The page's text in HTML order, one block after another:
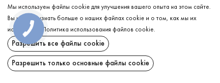
Promin
Рабочие часы
Пн. – Пт.: с 9:00 до 18:00
Мы используем файлы cookie для улучшения вашего опыта на этом сайте.
Вы можете узнать больше о наших файлах cookie и о том, как мы их
используем.
Политика использования файлов cookie.
Разрешить все файлы cookie
Разрешить только основные файлы cookie